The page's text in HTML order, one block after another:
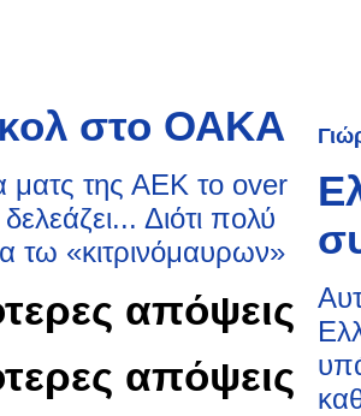
στο ΟΑΚΑ
ματς της ΑΕΚ το over
Διότι πολύ
τω «κιτρινόμαυρων»
απόψεις
απόψεις